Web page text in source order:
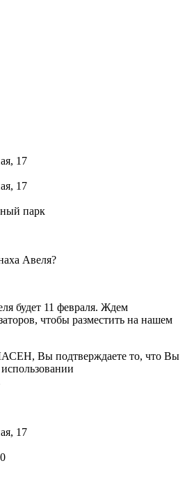
17
17
парк
Авеля?
будет 11 февраля. Ждем
чтобы разместить на нашем
Вы подтверждаете то, что Вы
17